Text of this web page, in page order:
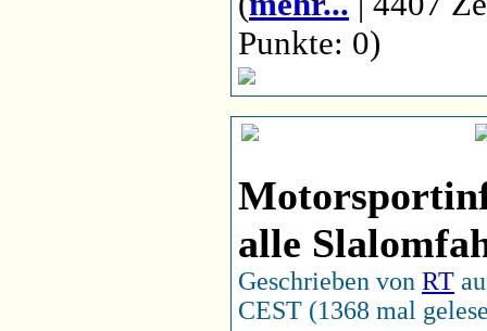
Punkte: 0)
alle
Geschrieben von RT
CEST (1368 mal